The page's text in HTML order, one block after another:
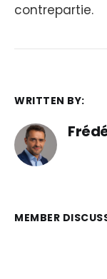
contrepartie.
WRITTEN BY:
MEMBER